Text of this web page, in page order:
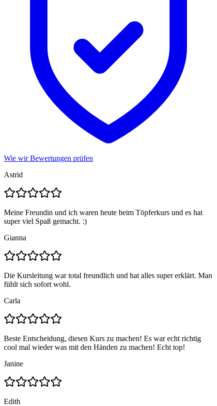
Wie wir Bewertungen prüfen
Astrid
Meine Freundin und ich waren heute beim Töpferkurs und es hat
super viel Spaß gemacht. :)
Gianna
Die Kursleitung war total freundlich und hat alles super erklärt. Man
fühlt sich sofort wohl.
Carla
Beste Entscheidung, diesen Kurs zu machen! Es war echt richtig
cool mal wieder was mit den Händen zu machen! Echt top!
Janine
Edith